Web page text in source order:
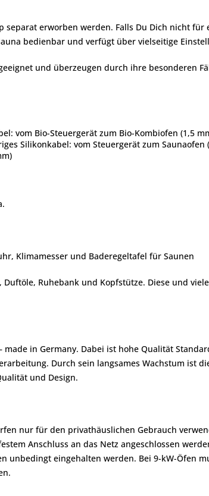
separat erworben werden. Falls Du Dich nicht
bedienbar und verfügt über vielseitige
und überzeugen durch ihre besonderen
vom Bio-Steuergerät zum Bio-Kombiofen (1,5
Silikonkabel: vom Steuergerät zum Saunaofen
Klimamesser und Baderegeltafel für Saunen
Ruhebank und Kopfstütze. Diese und
in Germany. Dabei ist hohe Qualität
Durch sein langsames Wachstum ist
und Design.
nur für den privathäuslichen Gebrauch
Anschluss an das Netz angeschlossen
eingehalten werden. Bei 9-kW-Öfen